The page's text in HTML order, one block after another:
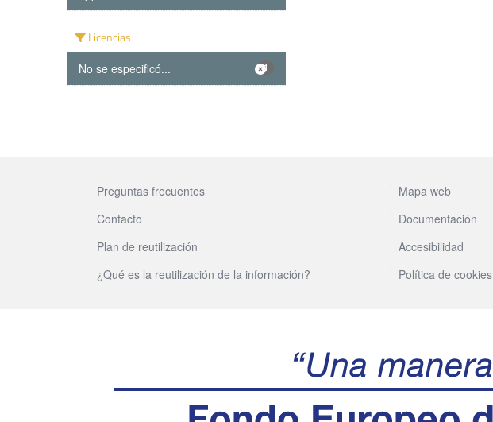
Licencias
No se especificó... 1
Preguntas frecuentes Mapa web
Contacto
Documentación
Plan de reutilización
Accesibilidad
¿Qué es la reutilización de la información?
Política de cookies